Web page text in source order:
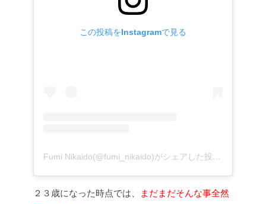
この投稿をInstagramで見る
Fumi Nikaido(@fumi_nikaido)がシェアした投稿
２３歳になった時点では、
まだまだそんな事全然